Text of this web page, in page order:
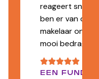
en flexibel. Ik
wij door de
snel voor een